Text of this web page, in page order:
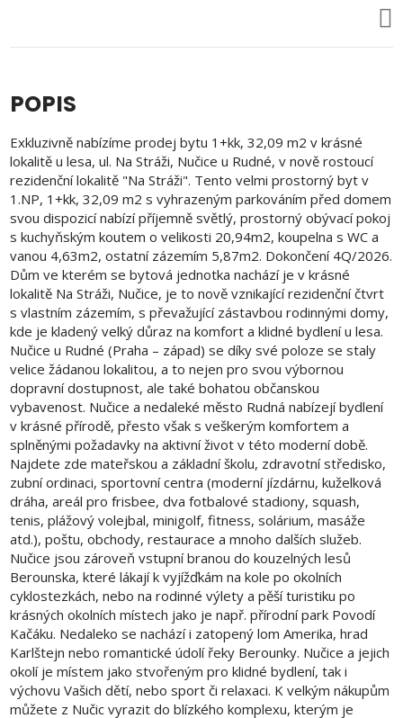
POPIS
Exkluzivně nabízíme prodej bytu 1+kk, 32,09 m2 v krásné
lokalitě u lesa, ul. Na Stráži, Nučice u Rudné, v nově rostoucí
rezidenční lokalitě "Na Stráži". Tento velmi prostorný byt v
1.NP, 1+kk, 32,09 m2 s vyhrazeným parkováním před domem
svou dispozicí nabízí příjemně světlý, prostorný obývací pokoj
s kuchyňským koutem o velikosti 20,94m2, koupelna s WC a
vanou 4,63m2, ostatní zázemím 5,87m2. Dokončení 4Q/2026.
Dům ve kterém se bytová jednotka nachází je v krásné
lokalitě Na Stráži, Nučice, je to nově vznikající rezidenční čtvrt
s vlastním zázemím, s převažující zástavbou rodinnými domy,
kde je kladený velký důraz na komfort a klidné bydlení u lesa.
Nučice u Rudné (Praha – západ) se díky své poloze se staly
velice žádanou lokalitou, a to nejen pro svou výbornou
dopravní dostupnost, ale také bohatou občanskou
vybavenost. Nučice a nedaleké město Rudná nabízejí bydlení
v krásné přírodě, přesto však s veškerým komfortem a
splněnými požadavky na aktivní život v této moderní době.
Najdete zde mateřskou a základní školu, zdravotní středisko,
zubní ordinaci, sportovní centra (moderní jízdárnu, kuželková
dráha, areál pro frisbee, dva fotbalové stadiony, squash,
tenis, plážový volejbal, minigolf, fitness, solárium, masáže
atd.), poštu, obchody, restaurace a mnoho dalších služeb.
Nučice jsou zároveň vstupní branou do kouzelných lesů
Berounska, které lákají k vyjížďkám na kole po okolních
cyklostezkách, nebo na rodinné výlety a pěší turistiku po
krásných okolních místech jako je např. přírodní park Povodí
Kačáku. Nedaleko se nachází i zatopený lom Amerika, hrad
Karlštejn nebo romantické údolí řeky Berounky. Nučice a jejich
okolí je místem jako stvořeným pro klidné bydlení, tak i
výchovu Vašich dětí, nebo sport či relaxaci. K velkým nákupům
můžete z Nučic vyrazit do blízkého komplexu, kterým je